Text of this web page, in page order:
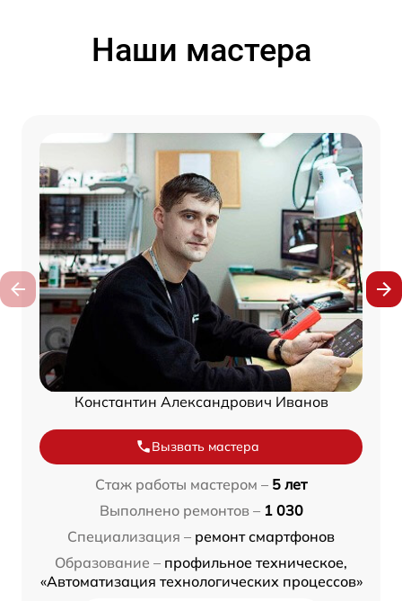
Наши мастера
Константин Александрович Иванов
Вызвать мастера
Стаж работы мастером – 5 лет
Выполнено ремонтов – 1 030
Специализация – ремонт смартфонов
Образование – профильное техническое,
«Автоматизация технологических процессов»